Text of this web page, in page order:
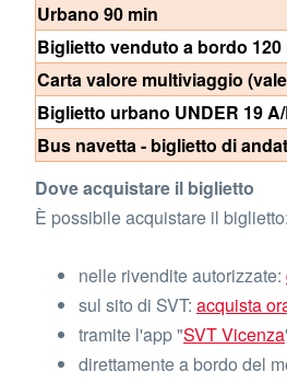
Urbano 90 min
Biglietto venduto a bordo 120
Carta valore multiviaggio
Biglietto urbano UNDER 19
Bus navetta - biglietto di
Dove acquistare il biglietto
È possibile acquistare il biglietto:
nelle rivendite autorizzate:
sul sito di SVT: acquista
tramite l'app "SVT Vicenza
direttamente a bordo del